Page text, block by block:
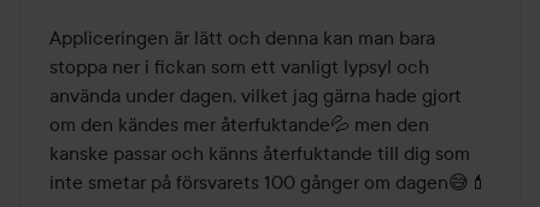
Appliceringen är lätt och denna kan man bara
stoppa ner i fickan som ett vanligt lypsyl och
använda under dagen, vilket jag gärna hade gjort
om den kändes mer återfuktande💦 men den
kanske passar och känns återfuktande till dig som
inte smetar på försvarets 100 gånger om dagen😅💄